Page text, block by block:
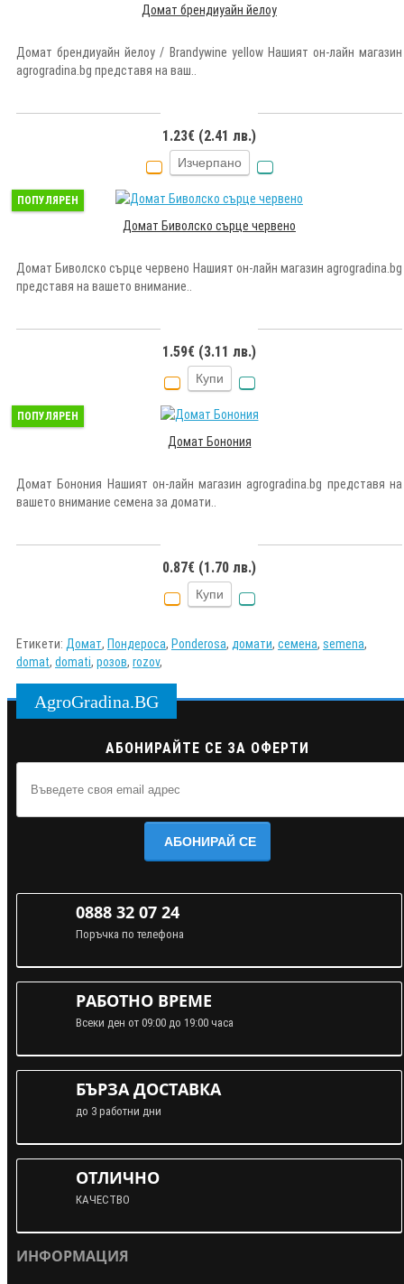
Домат брендиуайн йелоу
Домат брендиуайн йелоу / Brandywine yellow Нашият он-лайн магазин
agrogradina.bg представя на ваш..
1.23€ (2.41 лв.)
Изчерпано
ПОПУЛЯРЕН
Домат Биволско сърце червено
Домат Биволско сърце червено Нашият он-лайн магазин agrogradina.bg
представя на вашето внимание..
1.59€ (3.11 лв.)
Купи
ПОПУЛЯРЕН
Домат Бонония
Домат Бонония Нашият он-лайн магазин agrogradina.bg представя на
вашето внимание семена за домати..
0.87€ (1.70 лв.)
Купи
Етикети: Домат, Пондероса, Ponderosa, домати, семена, semena,
domat, domati, розов, rozov,
AgroGradina.BG
АБОНИРАЙТЕ СЕ ЗА ОФЕРТИ
АБОНИРАЙ СЕ
0888 32 07 24
Поръчка по телефона
РАБОТНО ВРЕМЕ
Всеки ден от 09:00 до 19:00 часа
БЪРЗА ДОСТАВКА
до 3 работни дни
ОТЛИЧНО
КАЧЕСТВО
ИНФОРМАЦИЯ